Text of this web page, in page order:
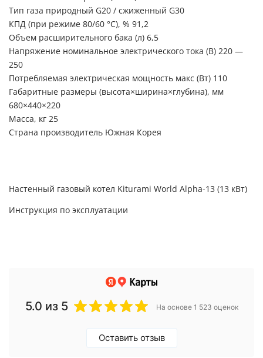
Тип газа природный G20 / сжиженный G30
КПД (при режиме 80/60 °C), % 91,2
Объем расширительного бака (л) 6,5
Напряжение номинальное электрического тока (В) 220 —
250
Потребляемая электрическая мощность макс (Вт) 110
Габаритные размеры (высота×ширина×глубина), мм
680×440×220
Масса, кг 25
Страна производитель Южная Корея
Настенный газовый котел Kiturami World Alpha-13 (13 кВт)
Инструкция по эксплуатации
5.0 из 5 На основе 1 523 оценок
Оставить отзыв